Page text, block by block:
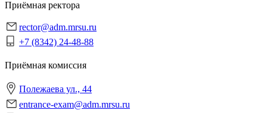
Приёмная ректора
rector@adm.mrsu.ru
+7 (8342) 24-48-88
Приёмная комиссия
Полежаева ул., 44
entrance-exam@adm.mrsu.ru